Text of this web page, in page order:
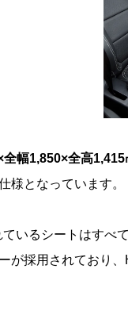
全幅1,850×全高1,415
様となっています。
いるシートはすべ
が採用されており